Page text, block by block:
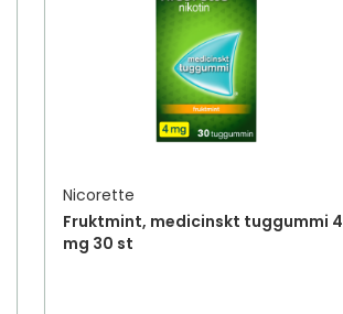
Nicorette
Fruktmint, medicinskt tuggummi 4
mg 30 st